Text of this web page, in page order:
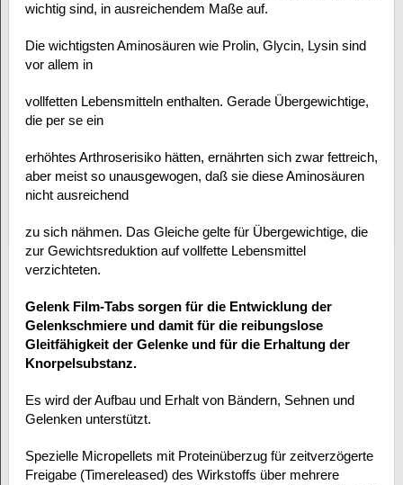
wichtig sind, in ausreichendem Maße auf.
Die wichtigsten Aminosäuren wie Prolin, Glycin, Lysin sind
vor allem in
vollfetten Lebensmitteln enthalten. Gerade Übergewichtige,
die per se ein
erhöhtes Arthroserisiko hätten, ernährten sich zwar fettreich,
aber meist so unausgewogen, daß sie diese Aminosäuren
nicht ausreichend
zu sich nähmen. Das Gleiche gelte für Übergewichtige, die
zur Gewichtsreduktion auf vollfette Lebensmittel
verzichteten.
Gelenk Film-Tabs sorgen für die Entwicklung der
Gelenkschmiere und damit für die reibungslose
Gleitfähigkeit der Gelenke und für die Erhaltung der
Knorpelsubstanz.
Es wird der Aufbau und Erhalt von Bändern, Sehnen und
Gelenken unterstützt.
Spezielle Micropellets mit Proteinüberzug für zeitverzögerte
Freigabe (Timereleased) des Wirkstoffs über mehrere